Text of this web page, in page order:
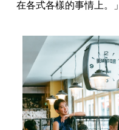
在各式各樣的事情上。」